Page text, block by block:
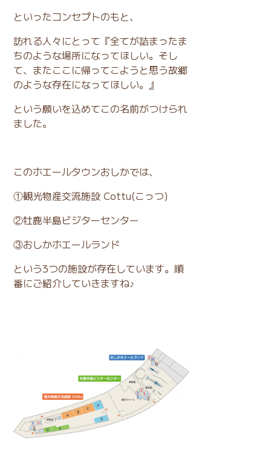
といったコンセプトのもと、
訪れる人々にとって『全てが詰まったま
ちのような場所になってほしい。そし
て、またここに帰ってこようと思う故郷
のような存在になってほしい。』
という願いを込めてこの名前がつけられ
ました。
このホエールタウンおしかでは、
①観光物産交流施設 Cottu(こっつ)
②牡鹿半島ビジターセンター
③おしかホエールランド
という3つの施設が存在しています。順
番にご紹介していきますね♪